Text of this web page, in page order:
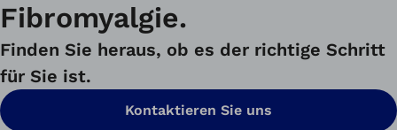
Fibromyalgie.
Finden Sie heraus, ob es der richtige Schritt
für Sie ist.
Kontaktieren Sie uns